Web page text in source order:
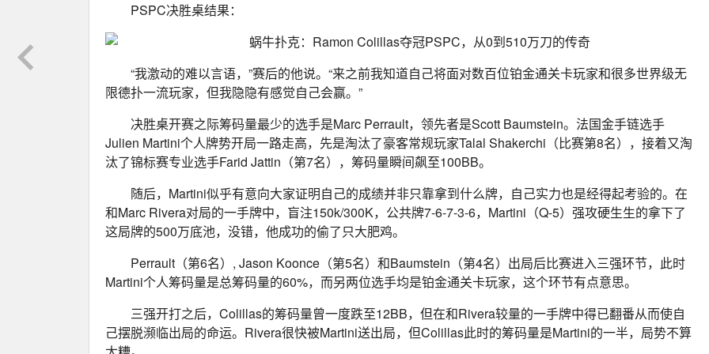
PSPC决胜桌结果：
“我激动的难以言语，”赛后的他说。“来之前我知道自己将面对数百位铂金通关卡玩家和很多世界级无
限德扑一流玩家，但我隐隐有感觉自己会赢。”
决胜桌开赛之际筹码量最少的选手是Marc Perrault，领先者是Scott Baumstein。法国金手链选手
Julien Martini个人牌势开局一路走高，先是淘汰了豪客常规玩家Talal Shakerchi（比赛第8名），接着又淘
汰了锦标赛专业选手Farid Jattin（第7名），筹码量瞬间飙至100BB。
随后，Martini似乎有意向大家证明自己的成绩并非只靠拿到什么牌，自己实力也是经得起考验的。在
和Marc Rivera对局的一手牌中，盲注150k/300K，公共牌7-6-7-3-6，Martini（Q-5）强攻硬生生的拿下了
这局牌的500万底池，没错，他成功的偷了只大肥鸡。
Perrault（第6名）, Jason Koonce（第5名）和Baumstein（第4名）出局后比赛进入三强环节，此时
Martini个人筹码量是总筹码量的60%，而另两位选手均是铂金通关卡玩家，这个环节有点意思。
三强开打之后，Colillas的筹码量曾一度跌至12BB，但在和Rivera较量的一手牌中得已翻番从而使自
己摆脱濒临出局的命运。Rivera很快被Martini送出局，但Colillas此时的筹码量是Martini的一半，局势不算